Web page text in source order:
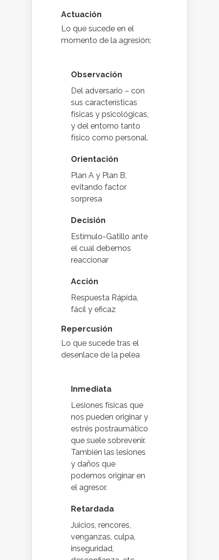
Actuación
Lo que sucede en el
momento de la agresión:
Observación
Del adversario – con
sus características
físicas y psicológicas,
y del entorno tanto
físico como personal.
Orientación
Plan A y Plan B,
evitando factor
sorpresa
Decisión
Estímulo-Gatillo ante
el cual debemos
reaccionar
Acción
Respuesta Rápida,
fácil y eficaz
Repercusión
Lo que sucede tras el
desenlace de la pelea
Inmediata
Lesiones físicas que
nos pueden originar y
estrés postraumático
que suele sobrevenir.
También las lesiones
y daños que
podemos originar en
el agresor.
Retardada
Juicios, rencores,
venganzas, culpa,
inseguridad,